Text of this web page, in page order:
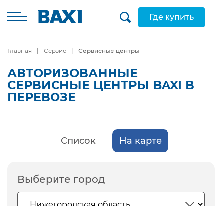
Где купить
Главная Сервис Сервисные центры
АВТОРИЗОВАННЫЕ
СЕРВИСНЫЕ ЦЕНТРЫ BAXI В
ПЕРЕВОЗЕ
Список На карте
Выберите город